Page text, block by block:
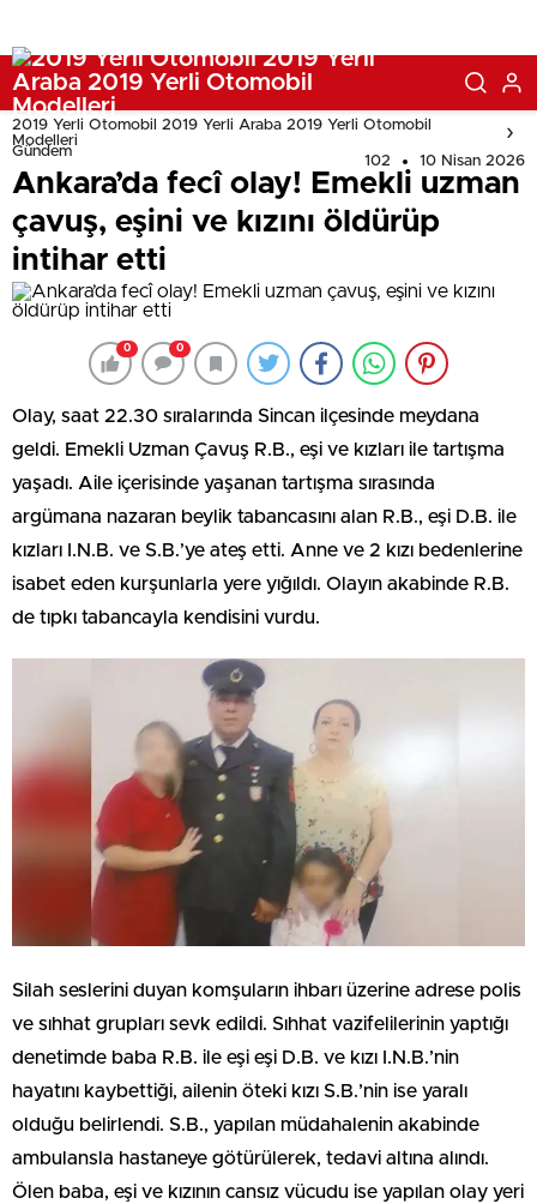
2019 Yerli Otomobil 2019 Yerli Araba 2019 Yerli Otomobil
Modelleri
Gündem
102 10 Nisan 2026
Ankara’da fecî olay! Emekli uzman
çavuş, eşini ve kızını öldürüp
intihar etti
0 0
Olay, saat 22.30 sıralarında Sincan ilçesinde meydana
geldi. Emekli Uzman Çavuş R.B., eşi ve kızları ile tartışma
yaşadı. Aile içerisinde yaşanan tartışma sırasında
argümana nazaran beylik tabancasını alan R.B., eşi D.B. ile
kızları I.N.B. ve S.B.’ye ateş etti. Anne ve 2 kızı bedenlerine
isabet eden kurşunlarla yere yığıldı. Olayın akabinde R.B.
de tıpkı tabancayla kendisini vurdu.
Silah seslerini duyan komşuların ihbarı üzerine adrese polis
ve sıhhat grupları sevk edildi. Sıhhat vazifelilerinin yaptığı
denetimde baba R.B. ile eşi eşi D.B. ve kızı I.N.B.’nin
hayatını kaybettiği, ailenin öteki kızı S.B.’nin ise yaralı
olduğu belirlendi. S.B., yapılan müdahalenin akabinde
ambulansla hastaneye götürülerek, tedavi altına alındı.
Ölen baba, eşi ve kızının cansız vücudu ise yapılan olay yeri